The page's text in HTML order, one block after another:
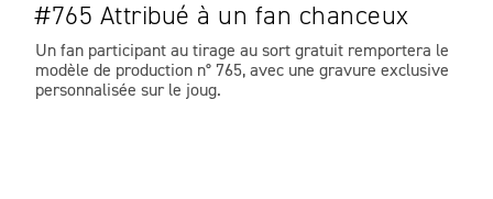
#765 Attribué à un fan chanceux
Un fan participant au tirage au sort gratuit remportera le
modèle de production n° 765, avec une gravure exclusive
personnalisée sur le joug.